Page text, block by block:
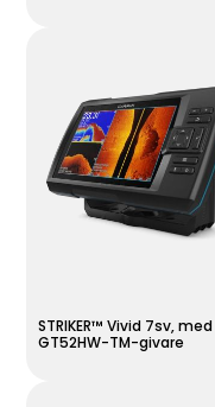
STRIKER™ Vivid 7sv, med
GT52HW-TM-givare